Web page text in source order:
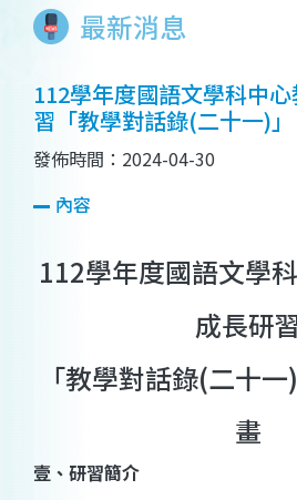
最新消息
112學年度國語文學科中
習「教學對話錄(二十一)」
發佈時間：2024-04-30
內容
112學年度國語文學
成長研習
「教學對話錄(二十
畫
壹、研習簡介